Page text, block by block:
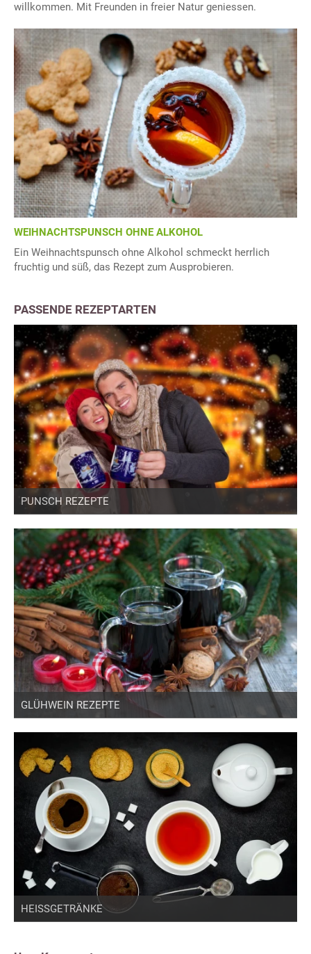
willkommen. Mit Freunden in freier Natur geniessen.
WEIHNACHTSPUNSCH OHNE ALKOHOL
Ein Weihnachtspunsch ohne Alkohol schmeckt herrlich
fruchtig und süß, das Rezept zum Ausprobieren.
PASSENDE REZEPTARTEN
PUNSCH REZEPTE
GLÜHWEIN REZEPTE
HEISSGETRÄNKE